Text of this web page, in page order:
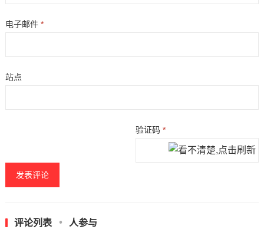
电子邮件 *
站点
验证码*
评论列表 人参与